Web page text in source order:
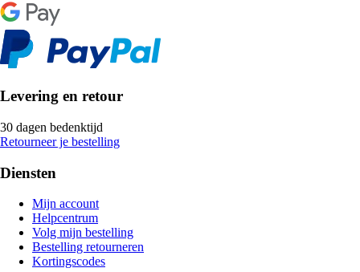
Levering en retour
30 dagen bedenktijd
Retourneer je bestelling
Diensten
Mijn account
Helpcentrum
Volg mijn bestelling
Bestelling retourneren
Kortingscodes